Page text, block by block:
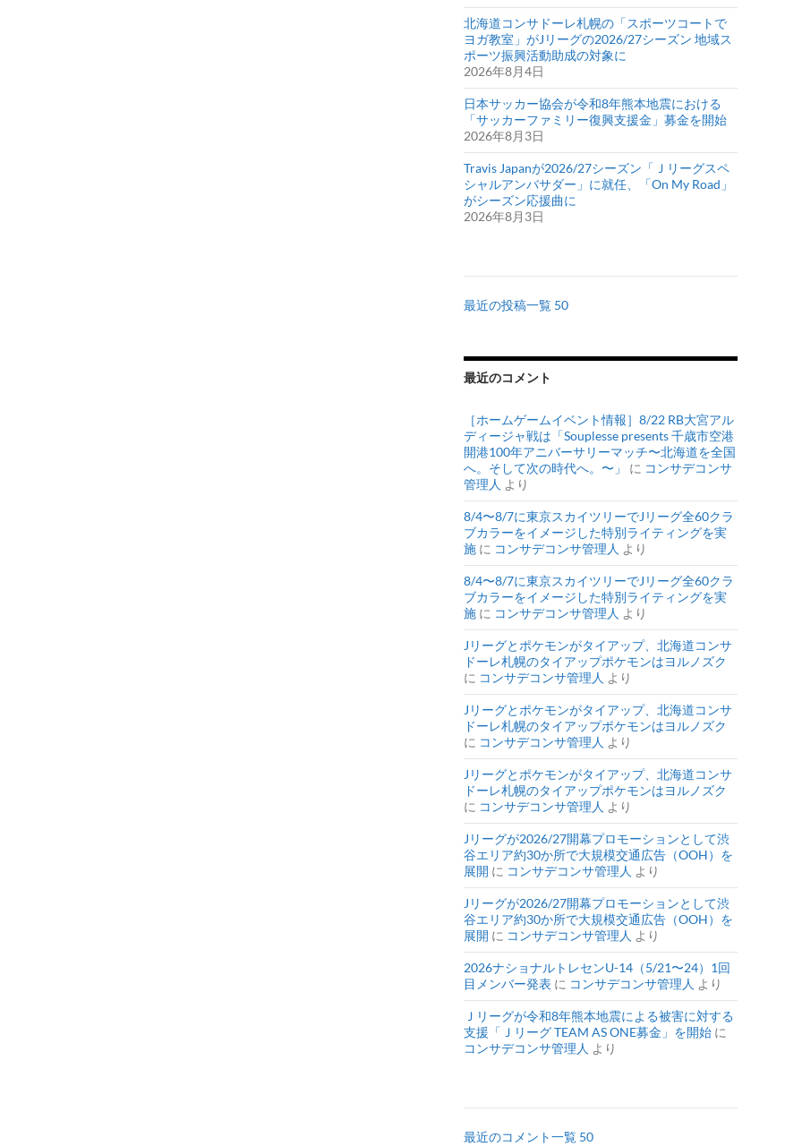
北海道コンサドーレ札幌の「スポーツコートで
ヨガ教室」がJリーグの2026/27シーズン 地域ス
ポーツ振興活動助成の対象に
2026年8月4日
日本サッカー協会が令和8年熊本地震における
「サッカーファミリー復興支援金」募金を開始
2026年8月3日
Travis Japanが2026/27シーズン「Ｊリーグスペ
シャルアンバサダー」に就任、「On My Road」
がシーズン応援曲に
2026年8月3日
最近の投稿一覧 50
最近のコメント
［ホームゲームイベント情報］8/22 RB大宮アル
ディージャ戦は「Souplesse presents 千歳市空港
開港100年アニバーサリーマッチ〜北海道を全国
へ。そして次の時代へ。〜」
に コンサデコンサ
管理人 より
8/4〜8/7に東京スカイツリーでJリーグ全60クラ
ブカラーをイメージした特別ライティングを実
施 に コンサデコンサ管理人 より
8/4〜8/7に東京スカイツリーでJリーグ全60クラ
ブカラーをイメージした特別ライティングを実
施 に コンサデコンサ管理人 より
Jリーグとポケモンがタイアップ、北海道コンサ
ドーレ札幌のタイアップポケモンはヨルノズク
に コンサデコンサ管理人 より
Jリーグとポケモンがタイアップ、北海道コンサ
ドーレ札幌のタイアップポケモンはヨルノズク
に コンサデコンサ管理人 より
Jリーグとポケモンがタイアップ、北海道コンサ
ドーレ札幌のタイアップポケモンはヨルノズク
に コンサデコンサ管理人 より
Jリーグが2026/27開幕プロモーションとして渋
谷エリア約30か所で大規模交通広告（OOH）を
展開 に コンサデコンサ管理人 より
Jリーグが2026/27開幕プロモーションとして渋
谷エリア約30か所で大規模交通広告（OOH）を
展開 に コンサデコンサ管理人 より
2026ナショナルトレセンU-14（5/21〜24）1回
目メンバー発表 に コンサデコンサ管理人 より
Ｊリーグが令和8年熊本地震による被害に対する
支援「Ｊリーグ TEAM AS ONE募金」を開始 に
コンサデコンサ管理人 より
最近のコメント一覧 50